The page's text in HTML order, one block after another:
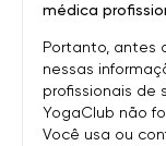
médica
Portanto, antes
nessas
profissionais de
YogaClub não
Você usa ou